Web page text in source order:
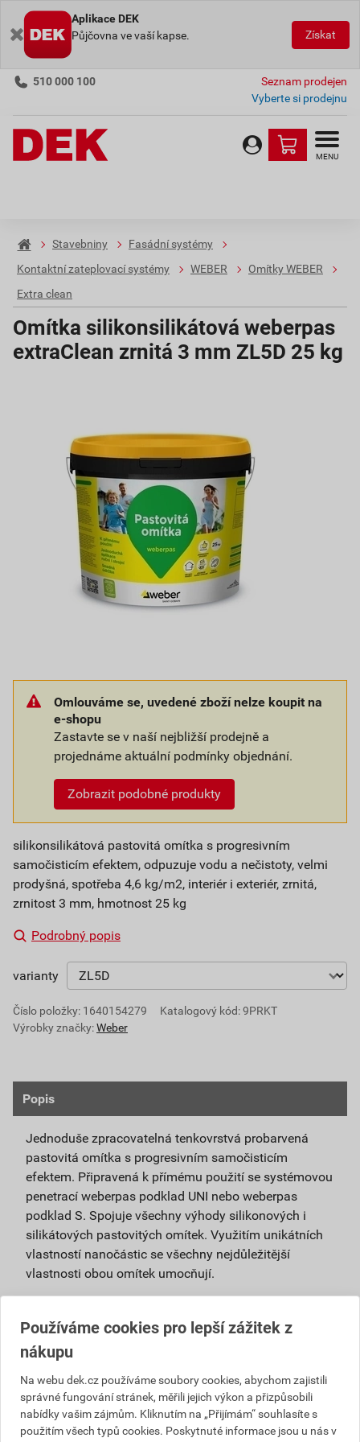
Aplikace DEK
Půjčovna ve vaší kapse.
Získat
510 000 100
Seznam prodejen
Vyberte si prodejnu
MENU
Stavebniny
Fasádní systémy
Kontaktní zateplovací systémy
WEBER
Omítky WEBER
Extra clean
Omítka silikonsilikátová weberpas
extraClean zrnitá 3 mm ZL5D 25 kg
Omlouváme se, uvedené zboží nelze koupit na
e-shopu
Zastavte se v naší nejbližší prodejně a
projednáme aktuální podmínky objednání.
Zobrazit podobné produkty
silikonsilikátová pastovitá omítka s progresivním
samočisticím efektem, odpuzuje vodu a nečistoty, velmi
prodyšná, spotřeba 4,6 kg/m2, interiér i exteriér, zrnitá,
zrnitost 3 mm, hmotnost 25 kg
Podrobný popis
varianty
Číslo položky: 1640154279
Katalogový kód: 9PRKT
Výrobky značky:Weber
Popis
Jednoduše zpracovatelná tenkovrstvá probarvená
pastovitá omítka s progresivním samočisticím
efektem. Připravená k přímému použití se systémovou
penetrací weberpas podklad UNI nebo weberpas
podklad S. Spojuje všechny výhody silikonových i
silikátových pastovitých omítek. Využitím unikátních
vlastností nanočástic se všechny nejdůležitější
vlastnosti obou omítek umocňují.
povrchové úpravy sanačních omítek a systémů
Použitím samočisticí omítky weberpas
extraClean se výrazně prodlužuje životnost
fasády a podstatně snižují náklady na její
údržbu.
Používáme cookies pro lepší zážitek z
nákupu
Na webu dek.cz používáme soubory cookies, abychom zajistili
správné fungování stránek, měřili jejich výkon a přizpůsobili
nabídky vašim zájmům. Kliknutím na „Přijímám“ souhlasíte s
použitím všech typů cookies. Poskytnuté informace jsou u nás v